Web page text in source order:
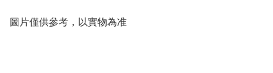
圖片僅供參考，以實物為准